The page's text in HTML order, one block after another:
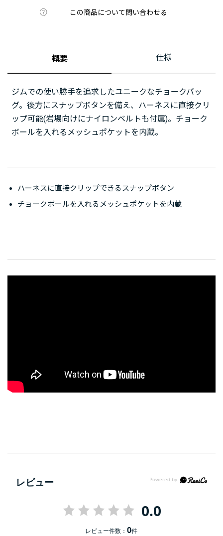
この商品について問い合わせる
概要 仕様
ジムでの使い勝手を追求したユニークなチョークバッ
グ。後方にスナップボタンを備え、ハーネスに直接クリ
ップ可能(岩場向けにナイロンベルトも付属)。チョーク
ボールを入れるメッシュポケットを内蔵。
ハーネスに直接クリップできるスナップボタン
チョークボールを入れるメッシュポケットを内蔵
レビュー
0.0
レビュー件数：0件